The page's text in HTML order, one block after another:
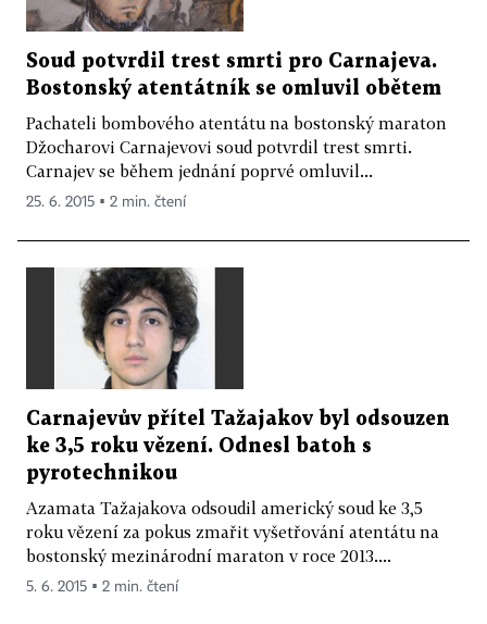
Soud potvrdil trest smrti pro Carnajeva.
Bostonský atentátník se omluvil obětem
Pachateli bombového atentátu na bostonský maraton
Džocharovi Carnajevovi soud potvrdil trest smrti.
Carnajev se během jednání poprvé omluvil...
25. 6. 2015 ▪ 2 min. čtení
Carnajevův přítel Tažajakov byl odsouzen
ke 3,5 roku vězení. Odnesl batoh s
pyrotechnikou
Azamata Tažajakova odsoudil americký soud ke 3,5
roku vězení za pokus zmařit vyšetřování atentátu na
bostonský mezinárodní maraton v roce 2013....
5. 6. 2015 ▪ 2 min. čtení